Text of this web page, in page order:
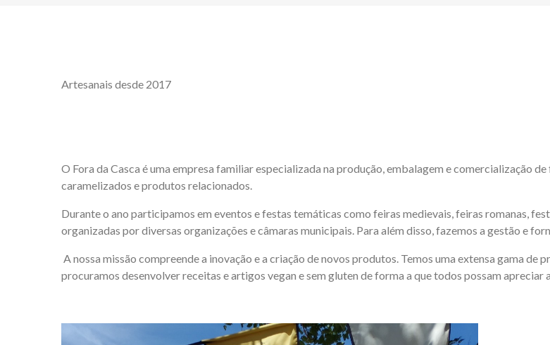
Artesanais desde 2017
O Fora da Casca é uma empresa familiar especializada na produção, embalagem e comercialização
caramelizados e produtos relacionados.
​Durante o ano participamos em eventos e festas temáticas como feiras medievais, feiras romanas,
organizadas por diversas organizações e câmaras municipais. Para além disso, fazemos a gestão e
A nossa missão compreende a inovação e a criação de novos produtos. Temos uma extensa gama
procuramos desenvolver receitas e artigos vegan e sem gluten de forma a que todos possam apreciar